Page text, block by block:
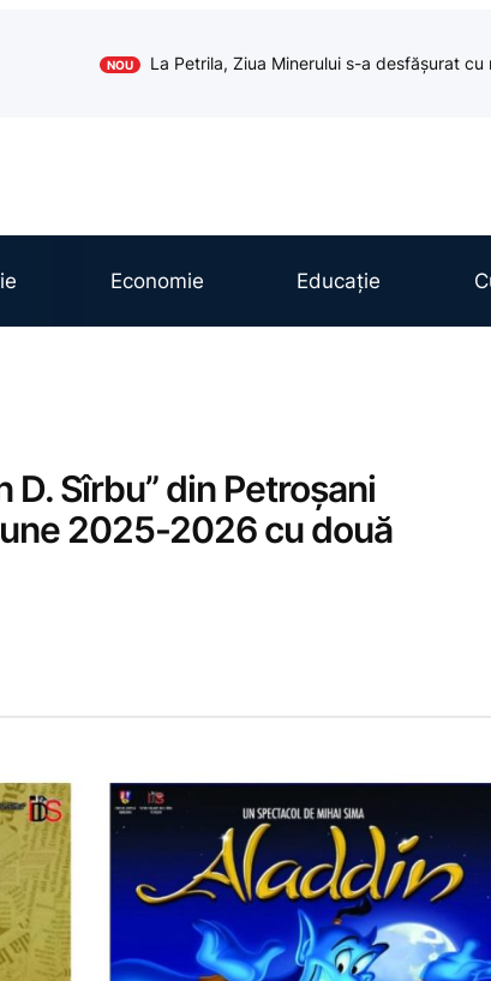
NOU La Petrila, Ziua Minerului s-a desfășurat
Economie Educație
D. Sîrbu” din Petroșani
2025-2026 cu două